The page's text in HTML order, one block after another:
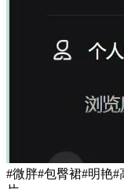
#微胖#包臀裙#明艳